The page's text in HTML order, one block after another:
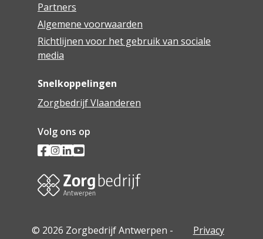
Partners
Algemene voorwaarden
Richtlijnen voor het gebruik van sociale
media
Snelkoppelingen
Zorgbedrijf Vlaanderen
Volg ons op
© 2026 Zorgbedrijf Antwerpen -
Privacy